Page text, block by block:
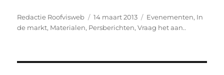
Auteur
Redactie Roofvisweb
Geplaatst
op
14 maart 2013 Categorieën
Evenementen, In
de markt, Materialen, Persberichten,Vraag het aan..